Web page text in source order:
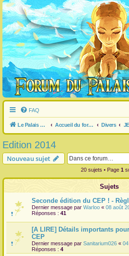
FAQ
Le Palais de Zelda Accueil du forum Divers
Edition 2014
Nouveau sujet
20 sujets • Page 1
Sujets
Seconde édition du CEP ! -
Dernier message par Warloo « 08 août
Réponses : 41
[A LIRE] Détails importants
CEP
Dernier message par Sanitarium026 «
Réponses : 4